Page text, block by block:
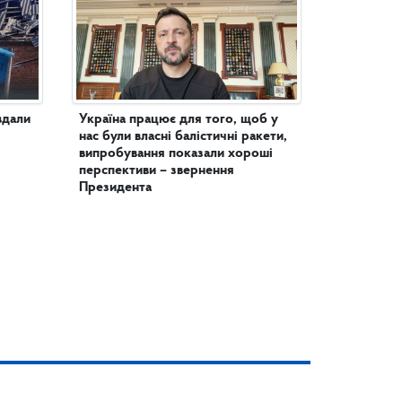
Україна працює для того, щоб у
нас були власні балістичні ракети,
випробування показали хороші
перспективи – звернення
Президента